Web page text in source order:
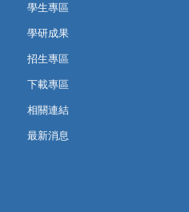
學生專區
學研成果
招生專區
下載專區
相關連結
最新消息